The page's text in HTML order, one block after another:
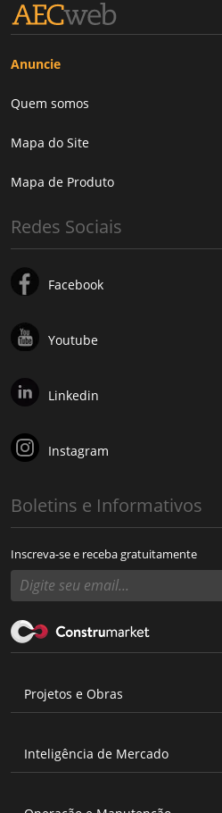
Anuncie
Quem somos
Mapa do Site
Mapa de Produto
Redes Sociais
Facebook
Youtube
Linkedin
Instagram
Boletins e Informativos
Inscreva-se e receba gratuitamente
Projetos e Obras
Inteligência de Mercado